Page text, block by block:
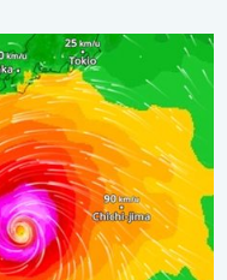
regen en wind. . .